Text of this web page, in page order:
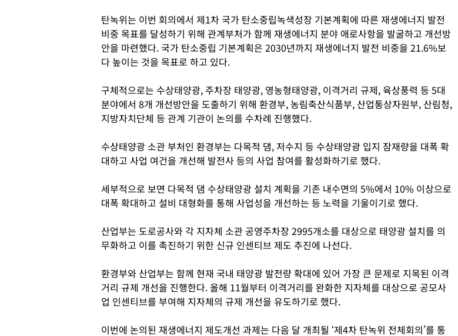
탄녹위는 이번 회의에서 제1차 국가 탄소중립녹색성장 기본계획에 따른 재생에너지 발전
비중 목표를 달성하기 위해 관계부처가 함께 재생에너지 분야 애로사항을 발굴하고 개선방
안을 마련했다. 국가 탄소중립 기본계획은 2030년까지 재생에너지 발전 비중을 21.6%보
다 높이는 것을 목표로 하고 있다.
구체적으로는 수상태양광, 주차장 태양광, 영농형태양광, 이격거리 규제, 육상풍력 등 5대
분야에서 8개 개선방안을 도출하기 위해 환경부, 농림축산식품부, 산업통상자원부, 산림청,
지방자치단체 등 관계 기관이 논의를 수차례 진행했다.
수상태양광 소관 부처인 환경부는 다목적 댐, 저수지 등 수상태양광 입지 잠재량을 대폭 확
대하고 사업 여건을 개선해 발전사 등의 사업 참여를 활성화하기로 했다.
세부적으로 보면 다목적 댐 수상태양광 설치 계획을 기존 내수면의 5%에서 10% 이상으로
대폭 확대하고 설비 대형화를 통해 사업성을 개선하는 등 노력을 기울이기로 했다.
산업부는 도로공사와 각 지자체 소관 공영주차장 2995개소를 대상으로 태양광 설치를 의
무화하고 이를 촉진하기 위한 신규 인센티브 제도 추진에 나선다.
환경부와 산업부는 함께 현재 국내 태양광 발전량 확대에 있어 가장 큰 문제로 지목된 이격
거리 규제 개선을 진행한다. 올해 11월부터 이격거리를 완화한 지자체를 대상으로 공모사
업 인센티브를 부여해 지자체의 규제 개선을 유도하기로 했다.
이번에 논의된 재생에너지 제도개선 과제는 다음 달 개최될 ‘제4차 탄녹위 전체회의’를 통